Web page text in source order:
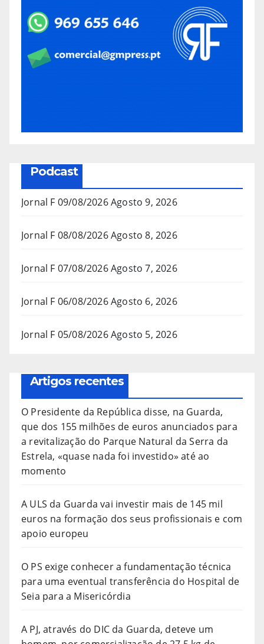
Podcast
Jornal F 09/08/2026Agosto 9, 2026
Jornal F 08/08/2026Agosto 8, 2026
Jornal F 07/08/2026Agosto 7, 2026
Jornal F 06/08/2026Agosto 6, 2026
Jornal F 05/08/2026Agosto 5, 2026
Artigos recentes
O Presidente da República disse, na Guarda,
que dos 155 milhões de euros anunciados para
a revitalização do Parque Natural da Serra da
Estrela, «quase nada foi investido» até ao
momento
A ULS da Guarda vai investir mais de 145 mil
euros na formação dos seus profissionais e com
apoio europeu
O PS exige conhecer a fundamentação técnica
para uma eventual transferência do Hospital de
Seia para a Misericórdia
A PJ, através do DIC da Guarda, deteve um